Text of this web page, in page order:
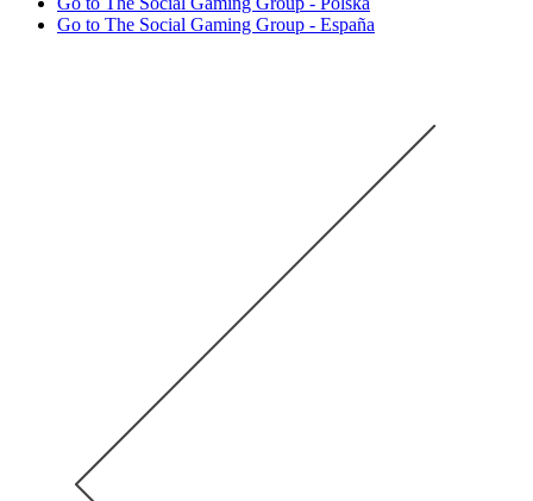
Go to The Social Gaming Group - España